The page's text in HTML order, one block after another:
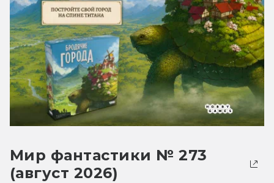
Мир фантастики № 273
(август 2026)